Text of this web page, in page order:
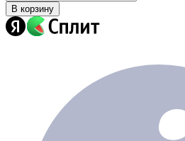
В корзину